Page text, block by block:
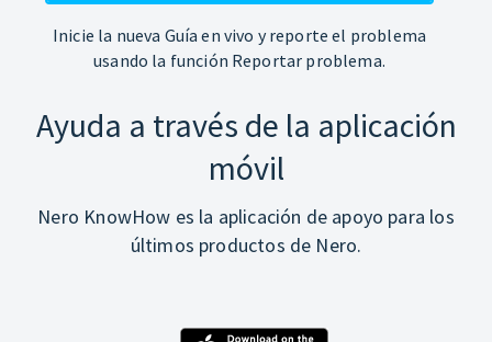
Inicie la nueva Guía en vivo y reporte el problema
usando la función Reportar problema.
Ayuda a través de la aplicación
móvil
Nero KnowHow es la aplicación de apoyo para los
últimos productos de Nero.